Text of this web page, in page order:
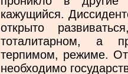
кажущийся.
открыто
тоталитарном, а
терпимом, режиме.
необходимо